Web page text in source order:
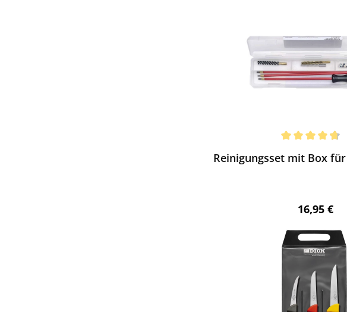
Reinigungsset mit Box
Regulärer
16,95 €